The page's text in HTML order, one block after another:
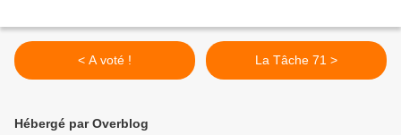
< A voté ! La Tâche 71 >
Hébergé par Overblog